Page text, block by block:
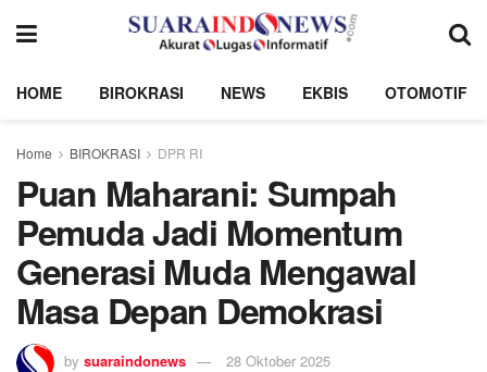
HOME BIROKRASI NEWS EKBIS OTOMOTIF
Home BIROKRASI DPR RI
Puan Maharani: Sumpah
Pemuda Jadi Momentum
Generasi Muda Mengawal
Masa Depan Demokrasi
by suaraindonews 28 Oktober 2025